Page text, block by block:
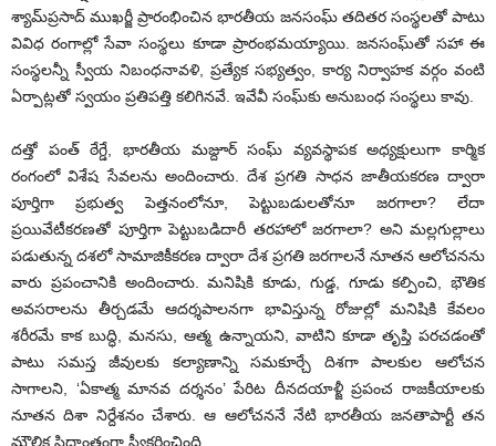
శ్యామ్‌ప్రసాద్‌ ముఖర్జీ ప్రారంభించిన భారతీయ జనసంఘ్‌ తదితర సంస్థలతో పాటు
వివిధ రంగాల్లో సేవా సంస్థలు కూడా ప్రారంభమయ్యాయి. జనసంఘ్‌తో సహా ఈ
సంస్థలన్నీ స్వీయ నిబంధనావళి, ప్రత్యేక సభ్యత్వం, కార్య నిర్వాహక వర్గం వంటి
ఏర్పాట్లతో స్వయం ప్రతిపత్తి కలిగినవే. ఇవేవీ సంఘ్‌కు అనుబంధ సంస్థలు కావు.
దత్తో పంత్‌ ఠేగ్డే, భారతీయ మజ్దూర్‌ సంఘ్‌ వ్యవస్థాపక అధ్యక్షులుగా కార్మిక
రంగంలో విశేష సేవలను అందించారు. దేశ ప్రగతి సాధన జాతీయకరణ ద్వారా
పూర్తిగా ప్రభుత్వ పెత్తనంలోనూ, పెట్టుబడులతోనూ జరగాలా? లేదా
ప్రయివేటీకరణతో పూర్తిగా పెట్టుబడిదారీ తరహాలో జరగాలా? అని మల్లగుల్లాలు
పడుతున్న దశలో సామాజికీకరణ ద్వారా దేశ ప్రగతి జరగాలనే నూతన ఆలోచనను
వారు ప్రపంచానికి అందించారు. మనిషికి కూడు, గుడ్డ, గూడు కల్పించి, భౌతిక
అవసరాలను తీర్చడమే ఆదర్శపాలనగా భావిస్తున్న రోజుల్లో మనిషికి కేవలం
శరీరమే కాక బుద్ధి, మనసు, ఆత్మ ఉన్నాయని, వాటిని కూడా తృప్తి పరచడంతో
పాటు సమస్త జీవులకు కల్యాణాన్ని సమకూర్చే దిశగా పాలకుల ఆలోచన
సాగాలని, ‘ఏకాత్మ మానవ దర్శనం’ పేరిట దీనదయాళ్జీ ప్రపంచ రాజకీయాలకు
నూతన దిశా నిర్దేశనం చేశారు. ఆ ఆలోచననే నేటి భారతీయ జనతాపార్టీ తన
మౌలిక సిద్ధాంతంగా స్వీకరించింది.